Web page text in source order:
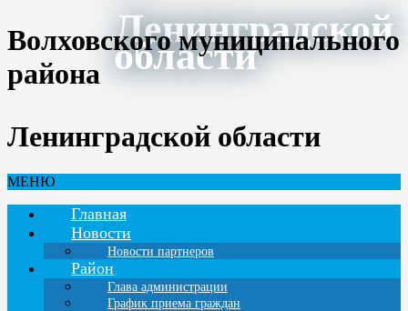
Ленинградской
области
Волховского муниципального
района
Ленинградской области
МЕНЮ
Главная
Новости
Новости партнеров
Район
Глава администрации
График приема граждан